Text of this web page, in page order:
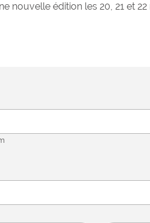
nouvelle édition les 20, 21 et